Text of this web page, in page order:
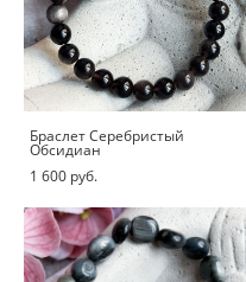
Браслет Серебристый
Обсидиан
1 600 pуб.